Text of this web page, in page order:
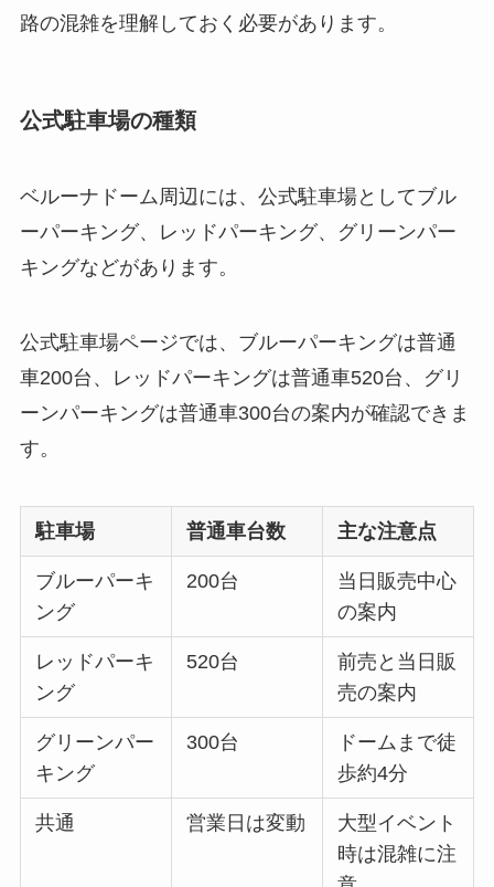
路の混雑を理解しておく必要があります。
公式駐車場の種類
ベルーナドーム周辺には、公式駐車場としてブル
ーパーキング、レッドパーキング、グリーンパー
キングなどがあります。
公式駐車場ページでは、ブルーパーキングは普通
車200台、レッドパーキングは普通車520台、グリ
ーンパーキングは普通車300台の案内が確認できま
す。
駐車場 普通車台数 主な注意点
ブルーパーキ
ング
200台
当日販売中心
の案内
レッドパーキ
ング
520台
前売と当日販
売の案内
グリーンパー
キング
300台
ドームまで徒
歩約4分
共通 営業日は変動
大型イベント
時は混雑に注